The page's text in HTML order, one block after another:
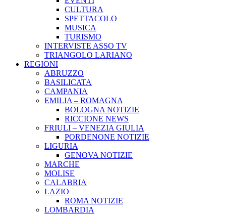
CULTURA
SPETTACOLO
MUSICA
TURISMO
INTERVISTE ASSO TV
TRIANGOLO LARIANO
REGIONI
ABRUZZO
BASILICATA
CAMPANIA
EMILIA – ROMAGNA
BOLOGNA NOTIZIE
RICCIONE NEWS
FRIULI – VENEZIA GIULIA
PORDENONE NOTIZIE
LIGURIA
GENOVA NOTIZIE
MARCHE
MOLISE
CALABRIA
LAZIO
ROMA NOTIZIE
LOMBARDIA